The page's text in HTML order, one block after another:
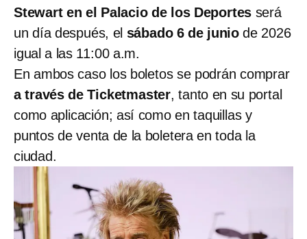
Stewart en el Palacio de los Deportes será
un día después, el sábado 6 de junio de 2026
igual a las 11:00 a.m.
En ambos caso los boletos se podrán comprar
a través de Ticketmaster, tanto en su portal
como aplicación; así como en taquillas y
puntos de venta de la boletera en toda la
ciudad.